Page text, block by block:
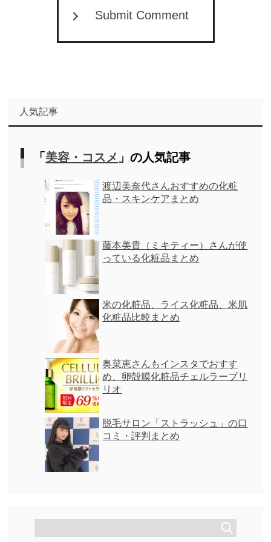
Submit Comment
人気記事
「 美容・コスメ 」の人気記事
渡辺美奈代さんおすすめの化粧
品・スキンケアまとめ
藤本美貴（ミキティー）さんが使
っている化粧品まとめ
米の化粧品、ライス化粧品、米肌
化粧品比較まとめ
奥菜恵さんもインスタでおすす
め、卵殻膜化粧品チェルラーブリ
リオ
脱毛サロン「ストラッシュ」の口
コミ・評判まとめ